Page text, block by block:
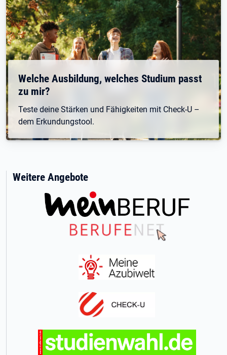
Welche Ausbildung, welches Studium passt
zu mir?
Teste deine Stärken und Fähigkeiten mit Check-U –
dem Erkundungstool.
Weitere Angebote